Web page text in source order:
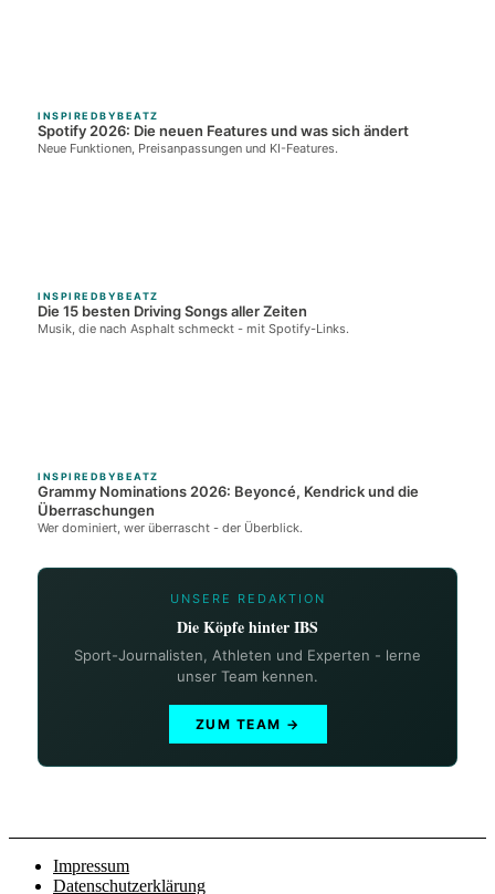
INSPIREDBYBEATZ
Spotify 2026: Die neuen Features und was sich ändert
Neue Funktionen, Preisanpassungen und KI-Features.
INSPIREDBYBEATZ
Die 15 besten Driving Songs aller Zeiten
Musik, die nach Asphalt schmeckt - mit Spotify-Links.
INSPIREDBYBEATZ
Grammy Nominations 2026: Beyoncé, Kendrick und die
Überraschungen
Wer dominiert, wer überrascht - der Überblick.
UNSERE REDAKTION
Die Köpfe hinter IBS
Sport-Journalisten, Athleten und Experten - lerne
unser Team kennen.
ZUM TEAM →
Impressum
Datenschutzerklärung